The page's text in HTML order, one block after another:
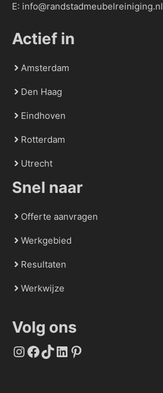
E: info@randstadmeubelreiniging.nl
Actief in
Amsterdam
Den Haag
Eindhoven
Rotterdam
Utrecht
Snel naar
Offerte aanvragen
Werkgebied
Resultaten
Werkwijze
Volg ons
Instagram
Facebook
TikTok
LinkedIn
Pinterest